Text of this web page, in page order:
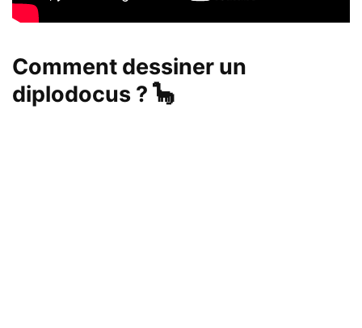
Comment dessiner un
diplodocus ? 🦕